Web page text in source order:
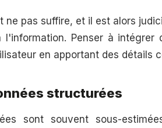
ne pas suffire, et il est alors
l'information. Penser à
en apportant des détails
structurées
sont souvent sous-